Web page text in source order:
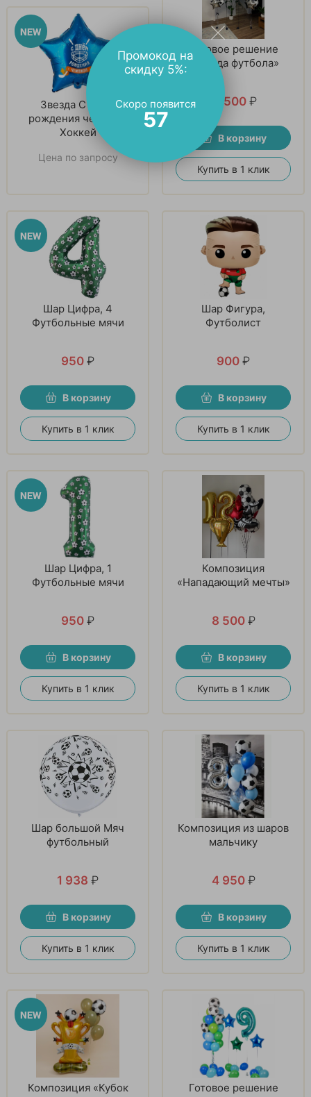
Звезда С днем
рождения чемпион
Хоккей
Цена по запросу
Готовое решение
«Звезда футбола»
11 500 ₽
В корзину
Купить в 1 клик
Шар Цифра, 4
Футбольные мячи
950 ₽
В корзину
Купить в 1 клик
Шар Фигура,
Футболист
900 ₽
В корзину
Купить в 1 клик
Шар Цифра, 1
Футбольные мячи
950 ₽
В корзину
Купить в 1 клик
Композиция
«Нападающий мечты»
8 500 ₽
В корзину
Купить в 1 клик
Шар большой Мяч
футбольный
1 938 ₽
В корзину
Купить в 1 клик
Композиция из шаров
мальчику
4 950 ₽
В корзину
Купить в 1 клик
Композиция «Кубок
Готовое решение
Промокод на
скидку 5%:
Скоро появится
56